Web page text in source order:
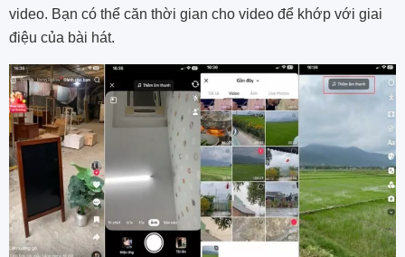
video. Bạn có thể căn thời gian cho video để khớp với giai
điệu của bài hát.